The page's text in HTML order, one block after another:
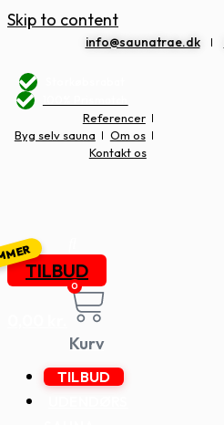
Skip to content
info@saunatrae.dk
Referencer
Byg selv sauna
Om os
Kontakt os
TILBUD
0
Kurv
TILBUD